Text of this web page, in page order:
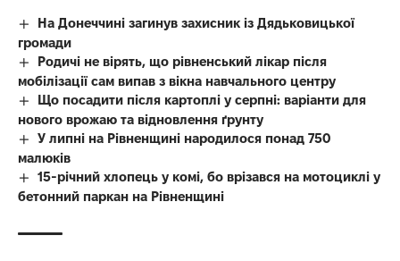
На Донеччині загинув захисник із Дядьковицької
громади
Родичі не вірять, що рівненський лікар після
мобілізації сам випав з вікна навчального центру
Що посадити після картоплі у серпні: варіанти для
нового врожаю та відновлення ґрунту
У липні на Рівненщині народилося понад 750
малюків
15-річний хлопець у комі, бо врізався на мотоциклі у
бетонний паркан на Рівненщині